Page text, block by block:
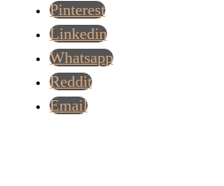
Pinterest
Linkedin
Whatsapp
Reddit
Email